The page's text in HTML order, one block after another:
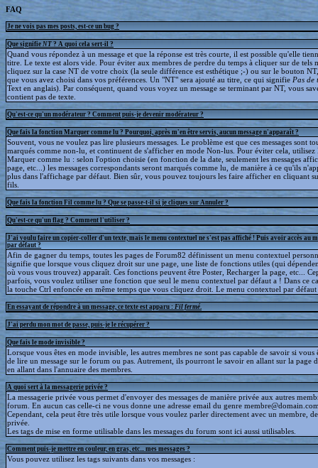
FAQ
Je ne vois pas mes posts, est-ce un bug ?
Que signifie NT ? A quoi cela sert-il ?
Quand vous répondez à un message et que la réponse est très courte, il est possible qu'elle
titre. Le texte est alors vide. Pour éviter aux membres de perdre du temps à cliquer sur de tels
cliquez sur la case NT de votre choix (la seule différence est esthétique ;-) ou sur le bouton
que vous avez choisi dans vos préférences. Un "NT" sera ajouté au titre, ce qui signifie Pas de
Text en anglais). Par conséquent, quand vous voyez un message se terminant par NT, vous
contient pas de texte.
Qu'est-ce qu'un modérateur ? Comment puis-je devenir modérateur ?
Que fais la fonction Marquer comme lu ? Pourquoi, après m'en être servis, aucun message n'apparaît ?
Souvent, vous ne voulez pas lire plusieurs messages. Le problème est que ces messages sont
marqués comme non-lu, et continuent de s'afficher en mode Non-lus. Pour éviter cela,
Marquer comme lu : selon l'option choisie (en fonction de la date, seulement les messages
page, etc...) les messages correspondants seront marqués comme lu, de manière à ce qu'ils
plus dans l'affichage par défaut. Bien sûr, vous pouvez toujours les faire afficher en cliquant
fils.
Que fais la fonction Fil comme lu ? Que se passe-t-il si je cliques sur Annuler ?
Qu'est-ce qu'un flag ? Comment l'utiliser ?
J'ai voulu faire un copier-coller d'un texte, mais le menu contextuel ne s'est pas affiché ! Puis avoir accès au
par défaut ?
Afin de gagner du temps, toutes les pages de Forum82 définissent un menu contextuel
signifie que lorsque vous cliquez droit sur une page, une liste de fonctions utiles (qui
où vous vous trouvez) apparaît. Ces fonctions peuvent être Poster, Recharger la page, etc...
parfois, vous voulez utiliser une fonction que seul le menu contextuel par défaut a ! Dans ce
la touche Ctrl enfoncée en même temps que vous cliquez droit. Le menu contextuel par
En essayant de répondre à un message, ce texte est apparu : Fil fermé
J'ai perdu mon mot de passe, puis-je le récupérer ?
Que fais le mode invisible ?
Lorsque vous êtes en mode invisible, les autres membres ne sont pas capable de savoir si vous
de lire un message sur le forum ou pas. Autrement, ils pourront le savoir en allant sur la page
en allant dans l'annuaire des membres.
A quoi sert à la messagerie privée ?
La messagerie privée vous permet d'envoyer des messages de manière privée aux autres
forum. En aucun cas celle-ci ne vous donne une adresse email du genre
Cependant, cela peut être très utile lorsque vous voulez parler directement avec un membre,
privée.
Les tags de mise en forme utilisable dans les messages du forum sont ici aussi utilisables.
Comment puis-je mettre en couleur, en gras, etc... mes messages ?
Vous pouvez utilisez les tags suivants dans vos messages :